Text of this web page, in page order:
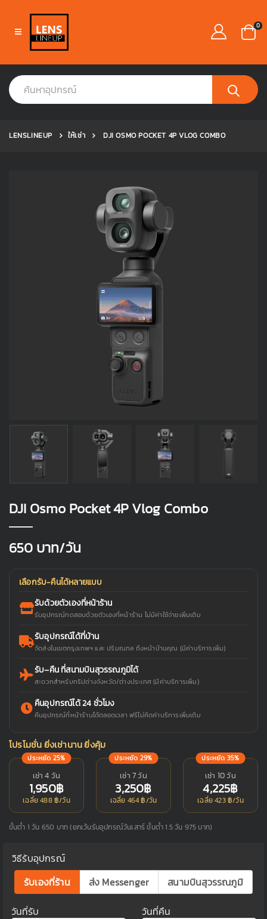
0
LENSLINEUP ให้เช่า DJI OSMO POCKET 4P VLOG COMBO
DJI Osmo Pocket 4P Vlog Combo
650 บาท/วัน
เลือกรับ-คืนได้หลายแบบ
รับด้วยตัวเองที่หน้าร้าน
รับอุปกรณ์ทดสอบด้วยตัวเองที่หน้าร้าน ไม่มีค่าใช้จ่ายเพิ่มเติม
รับอุปกรณ์ได้ที่บ้าน
จัดส่งในเขตกรุงเทพฯ และ ปริมณฑล ถึงหน้าบ้านคุณ (มีค่าบริการเพิ่ม)
รับ–คืน ที่สนามบินสุวรรณภูมิได้
สะดวกสำหรับทริปต่างจังหวัด/ต่างประเทศ (มีค่าบริการเพิ่ม)
คืนอุปกรณ์ได้ 24 ชั่วโมง
คืนอุปกรณ์ที่หน้าร้านได้ตลอดเวลา ฟรีไม่คิดค่าบริการเพิ่มเติม
โปรโมชั่น ยิ่งเช่านาน ยิ่งคุ้ม
ประหยัด 25%
เช่า 4 วัน
1,950฿
เฉลี่ย 488 ฿/วัน
ประหยัด 29%
เช่า 7 วัน
3,250฿
เฉลี่ย 464 ฿/วัน
ประหยัด 35%
เช่า 10 วัน
4,225฿
เฉลี่ย 423 ฿/วัน
ขั้นต่ำ 1 วัน 650 บาท (ยกเว้นรับอุปกรณ์วันเสาร์ ขั้นต่ำ 1.5 วัน 975 บาท)
วิธีรับอุปกรณ์
รับเองที่ร้าน
ส่ง Messenger สนามบินสุวรรณภูมิ
วันที่รับ วันที่คืน